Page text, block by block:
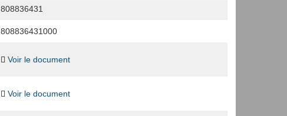
808836431
808836431000
Voir le document
Voir le document